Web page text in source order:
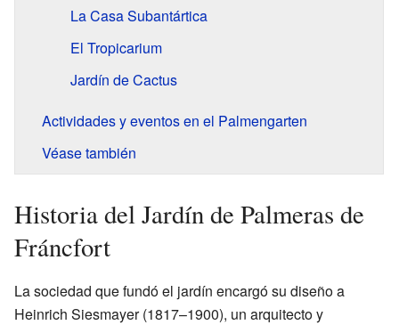
La Casa Subantártica
El Tropicarium
Jardín de Cactus
Actividades y eventos en el Palmengarten
Véase también
Historia del Jardín de Palmeras de
Fráncfort
La sociedad que fundó el jardín encargó su diseño a
Heinrich Siesmayer (1817–1900), un arquitecto y